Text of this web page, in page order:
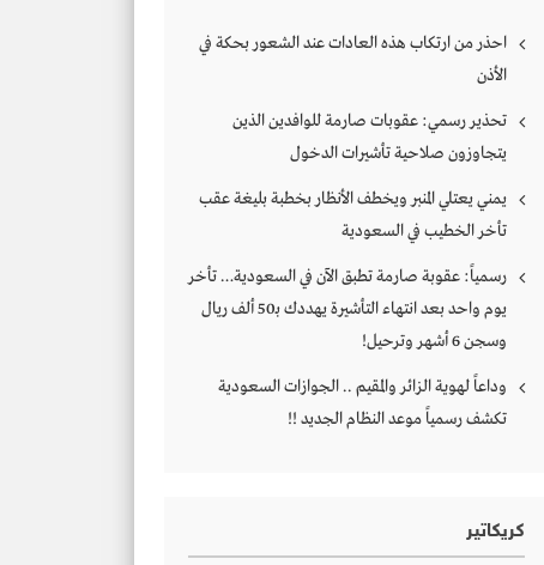
احذر من ارتكاب هذه العادات عند الشعور بحكة في
الأذن
تحذير رسمي: عقوبات صارمة للوافدين الذين
يتجاوزون صلاحية تأشيرات الدخول
يمني يعتلي المنبر ويخطف الأنظار بخطبة بليغة عقب
تأخر الخطيب في السعودية
رسمياً: عقوبة صارمة تطبق الآن في السعودية… تأخر
يوم واحد بعد انتهاء التأشيرة يهددك بـ50 ألف ريال
وسجن 6 أشهر وترحيل!
وداعاً لهوية الزائر والمقيم .. الجوازات السعودية
تكشف رسمياً موعد النظام الجديد !!
كريكاتير